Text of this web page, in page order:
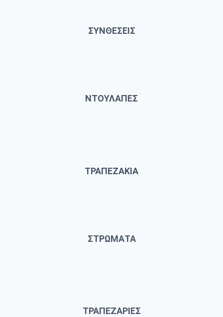
ΣΥΝΘΕΣΕΙΣ
ΝΤΟΥΛΑΠΕΣ
ΤΡΑΠΕΖΑΚΙΑ
ΣΤΡΩΜΑΤΑ
ΤΡΑΠΕΖΑΡΙΕΣ